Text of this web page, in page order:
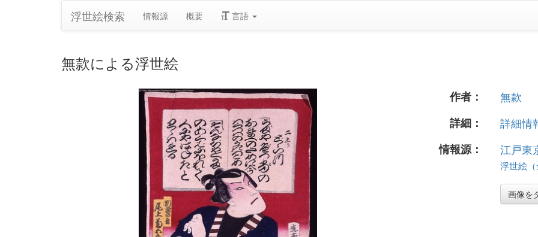
浮世絵検索 情報源 概要 言語
無款による浮世絵
作者：
無款
詳細：
詳細情
情報源：
江戸東
浮世絵
画像を